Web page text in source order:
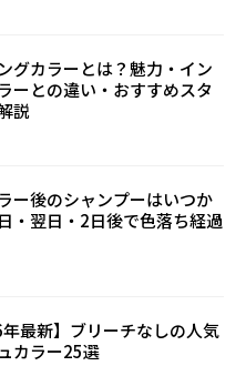
グカラーとは？魅力・イン
ーとの違い・おすすめスタ
説
ー後のシャンプーはいつか
・翌日・2日後で色落ち経過
年最新】ブリーチなしの人気
カラー25選